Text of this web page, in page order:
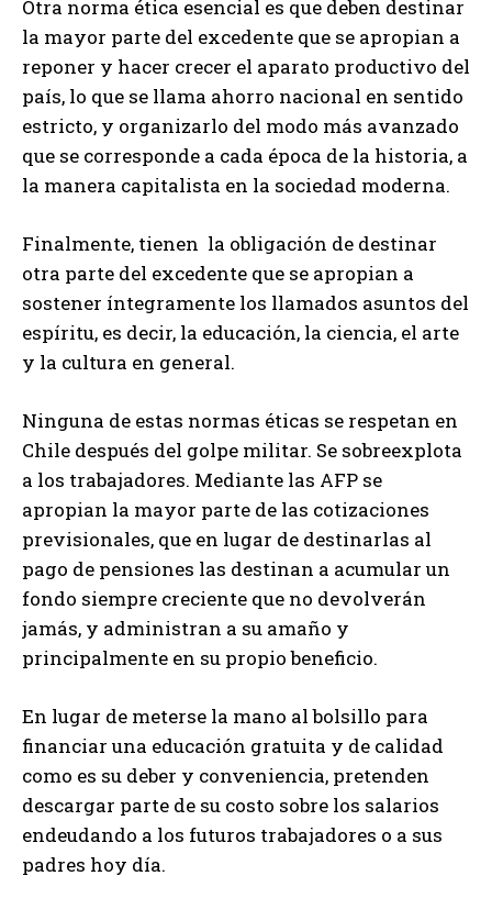
Otra norma ética esencial es que deben destinar
la mayor parte del excedente que se apropian a
reponer y hacer crecer el aparato productivo del
país, lo que se llama ahorro nacional en sentido
estricto, y organizarlo del modo más avanzado
que se corresponde a cada época de la historia, a
la manera capitalista en la sociedad moderna.
Finalmente, tienen la obligación de destinar
otra parte del excedente que se apropian a
sostener íntegramente los llamados asuntos del
espíritu, es decir, la educación, la ciencia, el arte
y la cultura en general.
Ninguna de estas normas éticas se respetan en
Chile después del golpe militar. Se sobreexplota
a los trabajadores. Mediante las AFP se
apropian la mayor parte de las cotizaciones
previsionales, que en lugar de destinarlas al
pago de pensiones las destinan a acumular un
fondo siempre creciente que no devolverán
jamás, y administran a su amaño y
principalmente en su propio beneficio.
En lugar de meterse la mano al bolsillo para
financiar una educación gratuita y de calidad
como es su deber y conveniencia, pretenden
descargar parte de su costo sobre los salarios
endeudando a los futuros trabajadores o a sus
padres hoy día.